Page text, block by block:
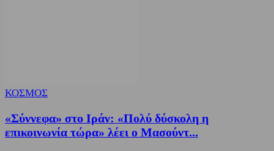
ΚΟΣΜΟΣ
«Σύννεφα» στο Ιράν: «Πολύ δύσκολη η
επικοινωνία τώρα» λέει ο Μασούντ...